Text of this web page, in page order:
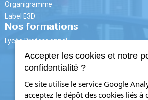
Organigramme
Label E3D
Nos formations
Lycée Professionnel
CAP
CAP AAGA
BAC PRO
MELEC
Accepter les cookies et notre
confidentialité ?
Ce site utilise le service Google
acceptez le dépôt des cookies liés à